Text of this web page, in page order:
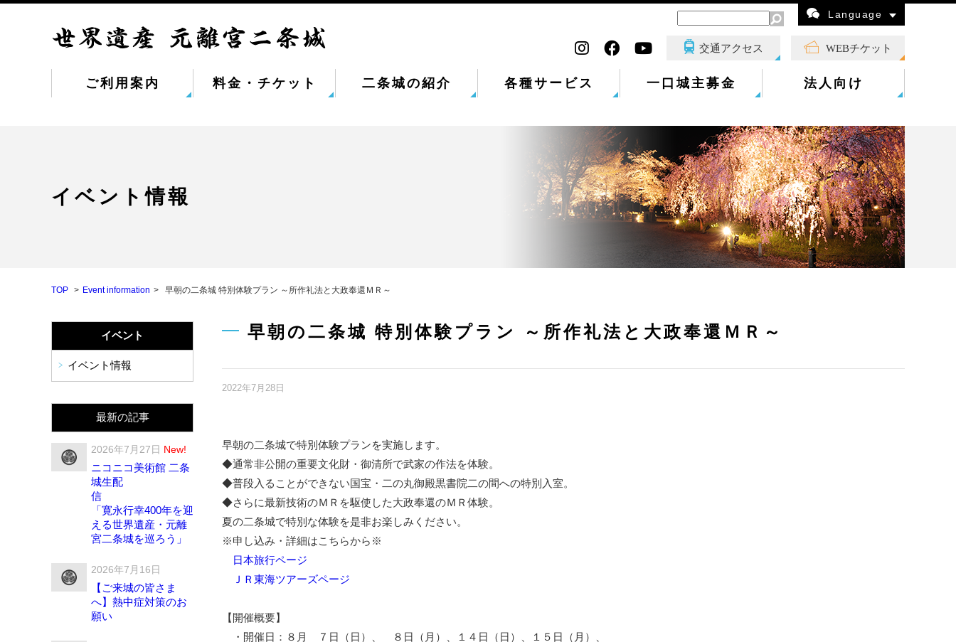
Language
ご利用案内 料金・チケット 二条城の紹介 各種サービス 一口城主募金 法人向け
交通アクセス WEBチケット
イベント情報
TOP Event information 早朝の二条城 特別体験プラン ～所作礼法と大政奉還ＭＲ～
早朝の二条城 特別体験プラン ～所作礼法と大政奉還ＭＲ～
2022年7月28日
早朝の二条城で特別体験プランを実施します。
◆通常非公開の重要文化財・御清所で武家の作法を体験。
◆普段入ることができない国宝・二の丸御殿黒書院二の間への特別入室。
◆さらに最新技術のＭＲを駆使した大政奉還のＭＲ体験。
夏の二条城で特別な体験を是非お楽しみください。
※申し込み・詳細はこちらから※
日本旅行ページ
ＪＲ東海ツアーズページ
【開催概要】
・開催日：８月 ７日（日）、 ８日（月）、１４日（日）、１５日（月）、
イベント
イベント情報
最新の記事
2026年7月27日 New!
ニコニコ美術館 二条
城生配
信
「寛永行幸400年を迎
える世界遺産・元離
宮二条城を巡ろう」
2026年7月16日
【ご来城の皆さま
へ】熱中症対策のお
願い